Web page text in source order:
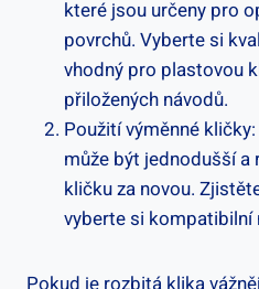
které ‍jsou určeny pro
povrchů. Vyberte⁤ si
⁤vhodný pro plastovou
přiložených návodů.
Použití výměnné​
může být jednodušší
kličku za⁢ novou.
vyberte si⁢ kompatibilní